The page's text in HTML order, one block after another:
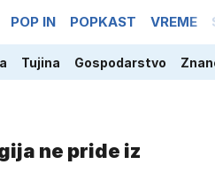
POP IN POPKAST VREME
Tujina Gospodarstvo
ne pride iz